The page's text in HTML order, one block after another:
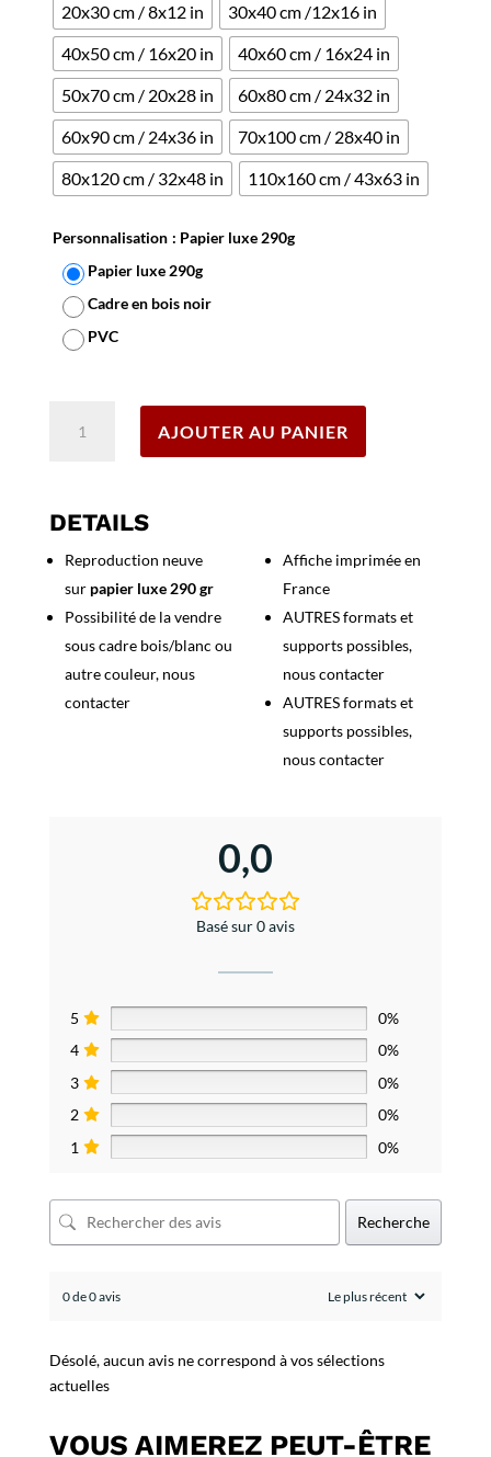
20x30 cm / 8x12 in
30x40 cm /12x16 in
40x50 cm / 16x20 in
40x60 cm / 16x24 in
50x70 cm / 20x28 in
60x80 cm / 24x32 in
60x90 cm / 24x36 in
70x100 cm / 28x40 in
80x120 cm / 32x48 in
110x160 cm / 43x63 in
Personnalisation : Papier luxe 290g
Papier luxe 290g
Cadre en bois noir
PVC
MonteCarlo
AJOUTER AU PANIER
DETAILS
Reproduction neuve
sur papier luxe 290 gr
Possibilité de la vendre
sous cadre bois/blanc ou
autre couleur, nous
contacter
Affiche imprimée en
France
AUTRES formats et
supports possibles,
nous contacter
AUTRES formats et
supports possibles,
nous contacter
0,0
Basé sur 0 avis
5
0%
4
0%
3
0%
2
0%
1
0%
Recherche
0 de 0 avis
Désolé, aucun avis ne correspond à vos sélections
actuelles
VOUS AIMEREZ PEUT-ÊTRE